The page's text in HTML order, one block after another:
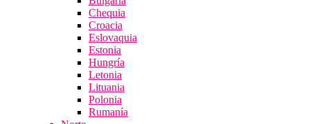
Chequia
Croacia
Eslovaquia
Estonia
Hungría
Letonia
Lituania
Polonia
Rumanía